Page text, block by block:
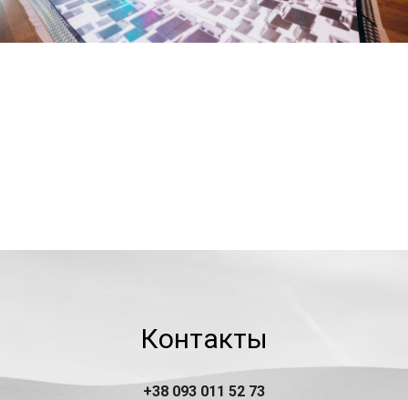
Контакты
+38 093 011 52 73